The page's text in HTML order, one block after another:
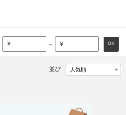
¥ ～ ¥ OK
並び